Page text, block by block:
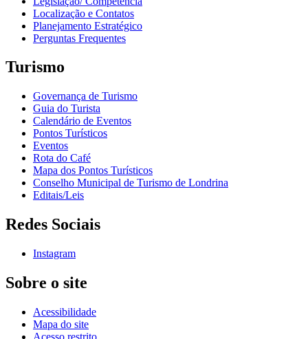
Localização e Contatos
Planejamento Estratégico
Perguntas Frequentes
Turismo
Governança de Turismo
Guia do Turista
Calendário de Eventos
Pontos Turísticos
Eventos
Rota do Café
Mapa dos Pontos Turísticos
Conselho Municipal de Turismo de Londrina
Editais/Leis
Redes Sociais
Instagram
Sobre o site
Acessibilidade
Mapa do site
Acesso restrito